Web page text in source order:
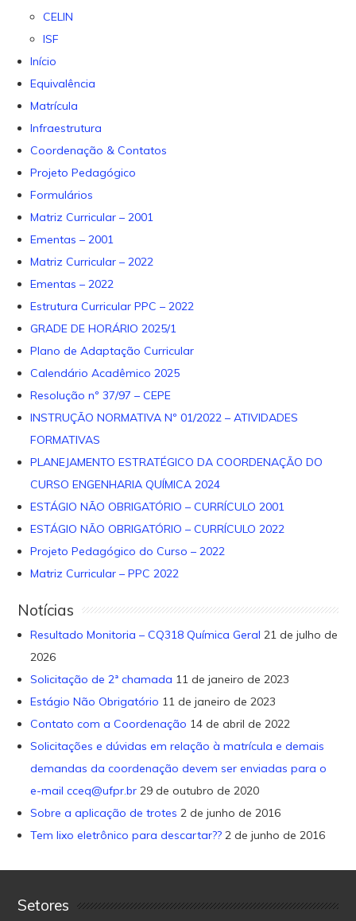
CELIN
ISF
Início
Equivalência
Matrícula
Infraestrutura
Coordenação & Contatos
Projeto Pedagógico
Formulários
Matriz Curricular – 2001
Ementas – 2001
Matriz Curricular – 2022
Ementas – 2022
Estrutura Curricular PPC – 2022
GRADE DE HORÁRIO 2025/1
Plano de Adaptação Curricular
Calendário Acadêmico 2025
Resolução nº 37/97 – CEPE
INSTRUÇÃO NORMATIVA Nº 01/2022 – ATIVIDADES
FORMATIVAS
PLANEJAMENTO ESTRATÉGICO DA COORDENAÇÃO DO
CURSO ENGENHARIA QUÍMICA 2024
ESTÁGIO NÃO OBRIGATÓRIO – CURRÍCULO 2001
ESTÁGIO NÃO OBRIGATÓRIO – CURRÍCULO 2022
Projeto Pedagógico do Curso – 2022
Matriz Curricular – PPC 2022
Notícias
Resultado Monitoria – CQ318 Química Geral 21 de julho de
2026
Solicitação de 2ª chamada 11 de janeiro de 2023
Estágio Não Obrigatório 11 de janeiro de 2023
Contato com a Coordenação 14 de abril de 2022
Solicitações e dúvidas em relação à matrícula e demais
demandas da coordenação devem ser enviadas para o
e-mail cceq@ufpr.br 29 de outubro de 2020
Sobre a aplicação de trotes 2 de junho de 2016
Tem lixo eletrônico para descartar?? 2 de junho de 2016
Setores